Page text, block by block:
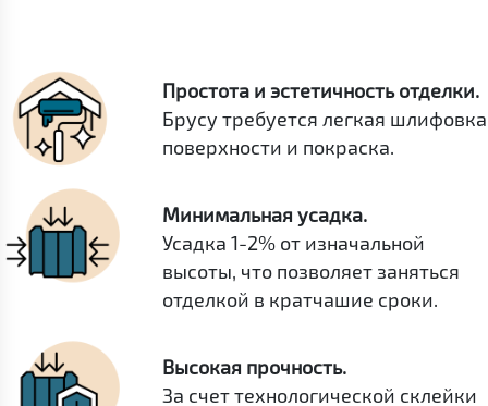
Простота и эстетичность отделки.
Брусу требуется легкая шлифовка
поверхности и покраска.
Минимальная усадка.
Усадка 1-2% от изначальной
высоты, что позволяет заняться
отделкой в кратчашие сроки.
Высокая прочность.
За счет технологической склейки